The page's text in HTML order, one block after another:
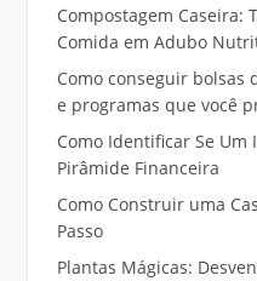
Compostagem Caseira:
Comida em Adubo
Como conseguir bolsas
e programas que você
Como Identificar Se Um
Pirâmide Financeira
Como Construir uma
Passo
Plantas Mágicas: